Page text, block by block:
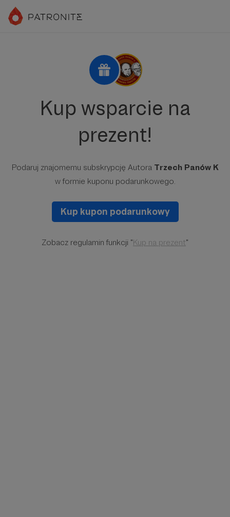
Kup wsparcie na
prezent!
Podaruj znajomemu subskrypcję Autora Trzech Panów K
w formie kuponu podarunkowego.
Kup kupon podarunkowy
Zobacz regulamin funkcji "Kup na prezent"